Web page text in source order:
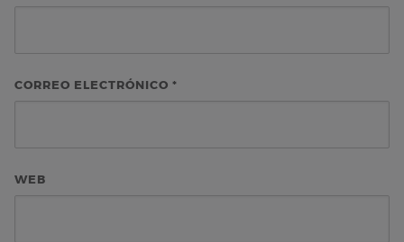
CORREO ELECTRÓNICO *
WEB